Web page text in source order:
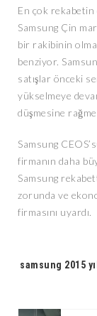
En çok rekabetin
Samsung Çin
bir rakibinin
benziyor.
satışlar önceki
yükselmeye
düşmesine
Samsung
firmanın daha
Samsung
zorunda ve
firmasını uyardı.
Tags:
samsung 2015